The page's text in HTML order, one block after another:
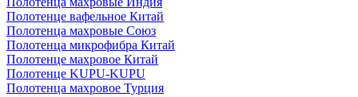
Полотенце вафельное Китай
Полотенца махровые Союз
Полотенца микрофибра Китай
Полотенце махровое Китай
Полотенце KUPU-KUPU
Полотенца махровое Турция